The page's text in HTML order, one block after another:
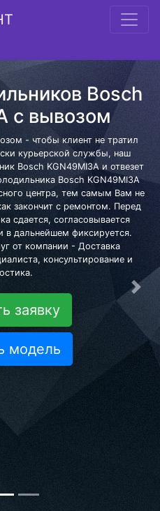
Bosch
с вывозом
- чтобы клиент не тратил
курьерской службы, наш
Bosch KGN49MI3A и отвезет
Bosch KGN49MI3A
центра, тем самым Вам не
закончит с ремонтом. Перед
сдается, согласовывается
в дальнейшем фиксируется.
от компании - Доставка
консультирование и
заявку
модель